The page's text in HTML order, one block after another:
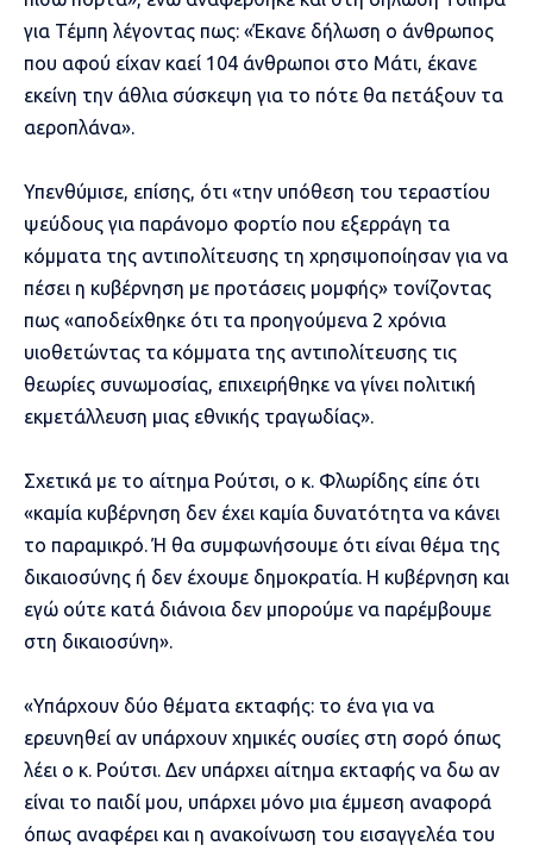
για Τέμπη λέγοντας πως: «Έκανε δήλωση ο άνθρωπος
που αφού είχαν καεί 104 άνθρωποι στο Μάτι, έκανε
εκείνη την άθλια σύσκεψη για το πότε θα πετάξουν τα
αεροπλάνα».
Υπενθύμισε, επίσης, ότι «την υπόθεση του τεραστίου
ψεύδους για παράνομο φορτίο που εξερράγη τα
κόμματα της αντιπολίτευσης τη χρησιμοποίησαν για να
πέσει η κυβέρνηση με προτάσεις μομφής» τονίζοντας
πως «αποδείχθηκε ότι τα προηγούμενα 2 χρόνια
υιοθετώντας τα κόμματα της αντιπολίτευσης τις
θεωρίες συνωμοσίας, επιχειρήθηκε να γίνει πολιτική
εκμετάλλευση μιας εθνικής τραγωδίας».
Σχετικά με το αίτημα Ρούτσι, ο κ. Φλωρίδης είπε ότι
«καμία κυβέρνηση δεν έχει καμία δυνατότητα να κάνει
το παραμικρό. Ή θα συμφωνήσουμε ότι είναι θέμα της
δικαιοσύνης ή δεν έχουμε δημοκρατία. Η κυβέρνηση και
εγώ ούτε κατά διάνοια δεν μπορούμε να παρέμβουμε
στη δικαιοσύνη».
«Υπάρχουν δύο θέματα εκταφής: το ένα για να
ερευνηθεί αν υπάρχουν χημικές ουσίες στη σορό όπως
λέει ο κ. Ρούτσι. Δεν υπάρχει αίτημα εκταφής να δω αν
είναι το παιδί μου, υπάρχει μόνο μια έμμεση αναφορά
όπως αναφέρει και η ανακοίνωση του εισαγγελέα του